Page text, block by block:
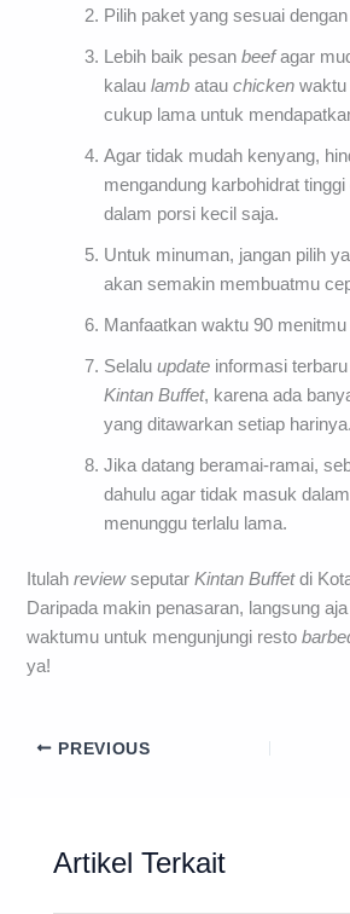
Pilih paket yang sesuai
Lebih baik pesanbeefagar
kalaulamb atauchicken waktu
cukup lama untuk
Agar tidak mudah kenyang,
mengandung karbohidrat
dalam porsi kecil saja.
Untuk minuman, jangan pilih
akan semakin membuatmu
Manfaatkan waktu 90
Selaluupdate informasi
Kintan Buffet, karena ada
yang ditawarkan setiap harinya.
Jika datang beramai-ramai,
dahulu agar tidak masuk
menunggu terlalu lama.
ItulahreviewseputarKintan Buffetdi
Daripada makin penasaran, langsung
waktumu untuk mengunjungi resto
ya!
PREVIOUS
Artikel Terkait